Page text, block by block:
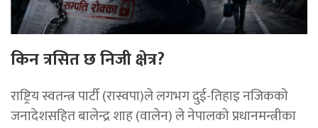
किन त्रसित छ निजी क्षेत्र?
राष्ट्रिय स्वतन्त्र पार्टी (रास्वपा)ले लगभग दुई-तिहाइ नजिकको
जनादेशसहित बालेन्द्र शाह (वालेन) ले नेपालको प्रधानमन्त्रीका